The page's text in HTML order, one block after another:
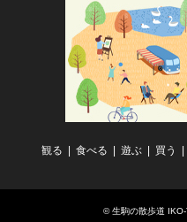
観る 食べる 遊ぶ 買う
©生駒の散歩道 IKO-